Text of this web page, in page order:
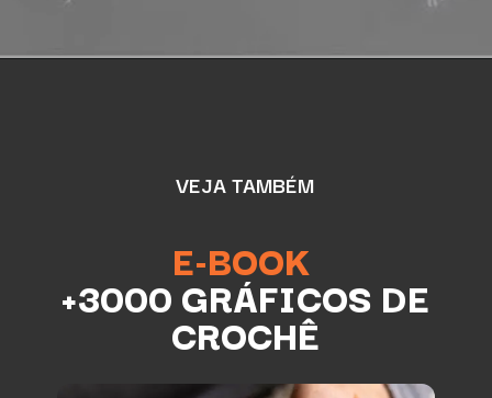
E-BOOK
+3000 GRÁFICOS DE
CROCHÊ
VEJA TAMBÉM